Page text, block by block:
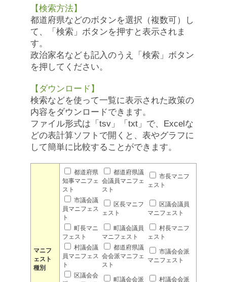
【検索方法】
都道府県などのボタンを選択（複数可）し
て、「検索」ボタンを押すと表示されま
す。
政治家名なども記入のうえ「検索」ボタン
を押してください。
【ダウンロード】
検索などを使って一覧に表示された政策の
内容をダウンロードできます。
ファイル形式は「tsv」「txt」で、Excelな
どの表計算ソフトで開くと、表やグラフに
して簡単に比較することができます。
マニフ
ェスト
種別
都道府県
知事マニフェ
スト
都道府県議
会議員マニフェ
スト
市長マニフ
ェスト
市議会議
員マニフェス
ト
区長マニフ
ェスト
区議会議員
マニフェスト
町長マニ
フェスト
町議会議員
マニフェスト
村長マニフ
ェスト
村議会議
員マニフェス
ト
都道府県議
会会派マニフェ
スト
市議会会派
マニフェスト
区議会会
町議会会派
村議会会派